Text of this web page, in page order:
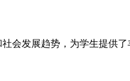
会发展趋势，为学生提供